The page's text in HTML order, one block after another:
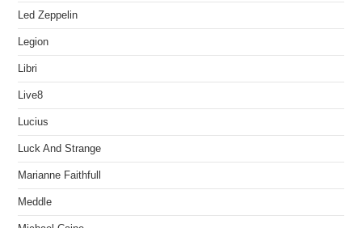
Led Zeppelin
Legion
Libri
Live8
Lucius
Luck And Strange
Marianne Faithfull
Meddle